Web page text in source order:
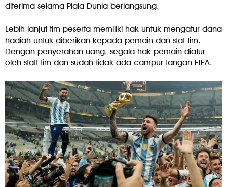
diterima selama Piala Dunia berlangsung.
Lebih lanjut tim peserta memiliki hak untuk mengatur dana
hadiah untuk diberikan kepada pemain dan staf tim.
Dengan penyerahan uang, segala hak pemain diatur
oleh staff tim dan sudah tidak ada campur tangan FIFA.